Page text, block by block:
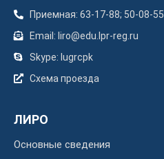
Приемная: 63-17-88; 50-08-55
Email: liro@edu.lpr-reg.ru
Skype: lugrcpk
Схема проезда
ЛИРО
Основные сведения